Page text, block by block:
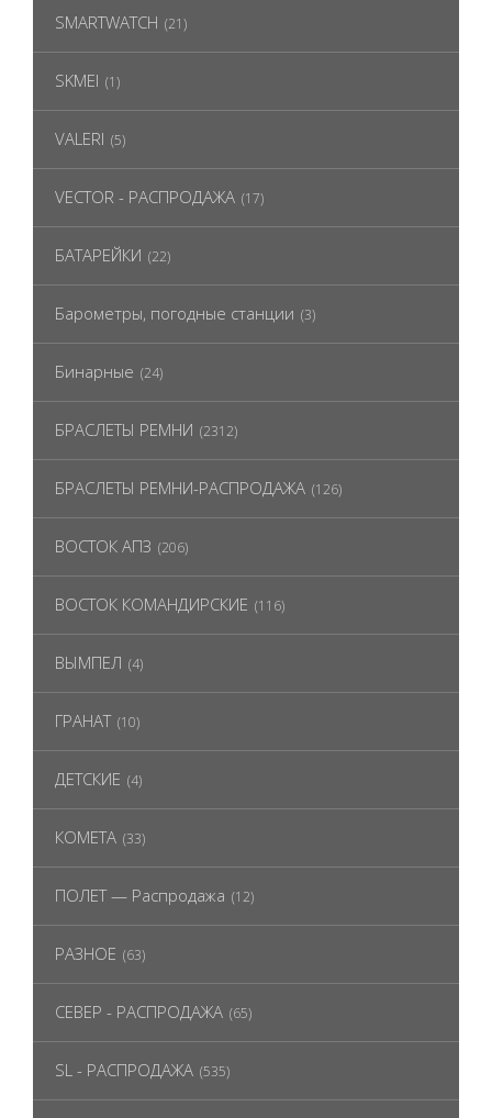
SMARTWATCH (21)
SKMEI (1)
VALERI (5)
VECTOR - РАСПРОДАЖА (17)
БАТАРЕЙКИ (22)
Барометры, погодные станции (3)
Бинарные (24)
БРАСЛЕТЫ РЕМНИ (2312)
БРАСЛЕТЫ РЕМНИ-РАСПРОДАЖА (126)
ВОСТОК АПЗ (206)
ВОСТОК КОМАНДИРСКИЕ (116)
ВЫМПЕЛ (4)
ГРАНАТ (10)
ДЕТСКИЕ (4)
КОМЕТА (33)
ПОЛЕТ — Распродажа (12)
РАЗНОЕ (63)
СЕВЕР - РАСПРОДАЖА (65)
SL - РАСПРОДАЖА (535)